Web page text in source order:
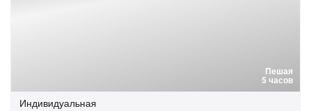
Пешая
5 часов
Индивидуальная